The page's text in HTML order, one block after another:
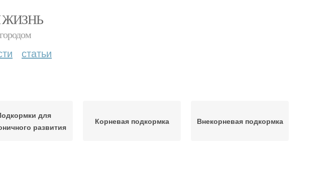
статьи
для
развития
Корневая подкормка Внекорневая подкормка